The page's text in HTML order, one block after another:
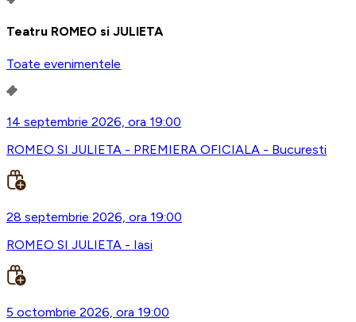
Teatru ROMEO si JULIETA
Toate evenimentele
14 septembrie 2026, ora 19:00
ROMEO SI JULIETA - PREMIERA OFICIALA - Bucuresti
28 septembrie 2026, ora 19:00
ROMEO SI JULIETA - Iasi
5 octombrie 2026, ora 19:00